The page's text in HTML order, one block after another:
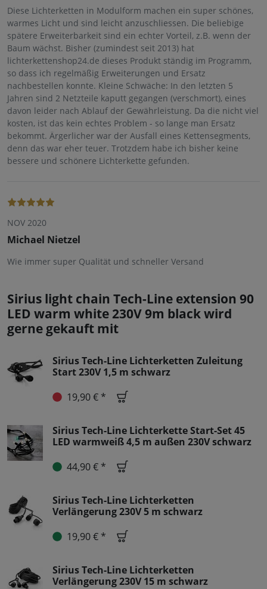
Diese Lichterketten in Modulform machen ein super schönes,
warmes Licht und sind leicht anzuschliessen. Die beliebige
spätere Erweiterbarkeit sind ein echter Vorteil, z.B. wenn der
Baum wächst. Bisher (zumindest seit 2013) hat
lichterkettenshop24.de dieses Produkt ständig im Programm,
so dass ich regelmäßig Erweiterungen und Ersatz
nachbestellen konnte. Kleine Schwäche: In den letzten 5
Jahren sind 2 Netzteile kaputt gegangen (verschmort), eines
davon leider nach Ablauf der Gewährleistung. Da die nicht viel
kosten, ist das kein echtes Problem - so lange man Ersatz
bekommt. Ärgerlicher war der Ausfall eines Kettensegments,
denn das war eher teuer. Trotzdem habe ich bisher keine
bessere und schönere Lichterkette gefunden.
NOV 2020
Michael Nietzel
Wie immer super Qualität und schneller Versand
Sirius light chain Tech-Line extension 90
LED warm white 230V 9m black wird
gerne gekauft mit
Sirius Tech-Line Lichterketten Zuleitung
Start 230V 1,5 m schwarz
19,90 € *
Sirius Tech-Line Lichterkette Start-Set 45
LED warmweiß 4,5 m außen 230V schwarz
44,90 € *
Sirius Tech-Line Lichterketten
Verlängerung 230V 5 m schwarz
19,90 € *
Sirius Tech-Line Lichterketten
Verlängerung 230V 15 m schwarz